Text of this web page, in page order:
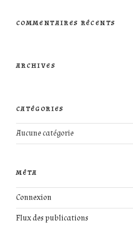
COMMENTAIRES RÉCENTS
ARCHIVES
CATÉGORIES
Aucune catégorie
MÉTA
Connexion
Flux des publications